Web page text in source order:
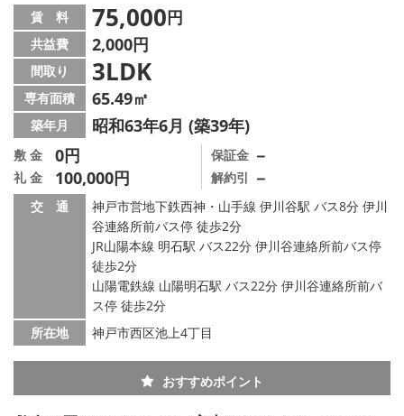
メールでお問い合わせ
賃 料 75,000円
共益費 2,000円
間取り 3LDK
専有面積 65.49㎡
築年月 昭和63年6月 (築39年)
敷 金 0円
礼 金 100,000円
保証金 －
解約引 －
交 通
神戸市営地下鉄西神・山手線 伊川谷駅 バス8分 伊川
谷連絡所前バス停 徒歩2分
JR山陽本線 明石駅 バス22分 伊川谷連絡所前バス停
徒歩2分
山陽電鉄線 山陽明石駅 バス22分 伊川谷連絡所前バ
ス停 徒歩2分
所在地
神戸市西区池上4丁目
おすすめポイント